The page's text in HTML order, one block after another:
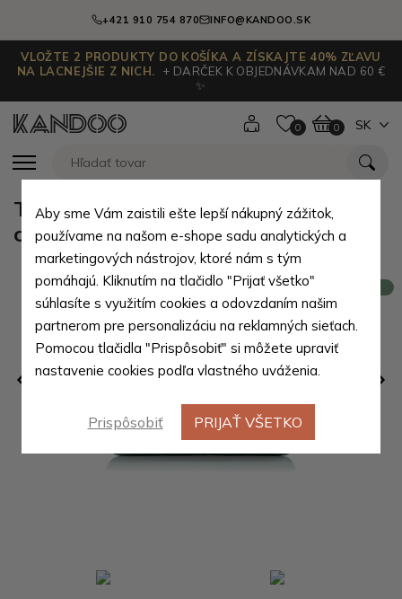
+421 910 754 870 INFO@KANDOO.SK
VLOŽTE 2 PRODUKTY DO KOŠÍKA A ZÍSKAJTE 40% ZĽAVU
NA LACNEJŠIE Z NICH.
+ DARČEK K OBJEDNÁVKAM NAD 60 €
✨
0 0 SK
Tyrkysová dámska kožená
crossbody kabelka Dilnoza
Aby sme Vám zaistili ešte lepší nákupný zážitok,
používame na našom e-shope sadu analytických a
marketingových nástrojov, ktoré nám s tým
pomáhajú. Kliknutím na tlačidlo "Prijať všetko"
súhlasíte s využitím cookies a odovzdaním našim
partnerom pre personalizáciu na reklamných sieťach.
Pomocou tlačidla "Prispôsobiť" si môžete upraviť
nastavenie cookies podľa vlastného uváženia.
Prispôsobiť PRIJAŤ VŠETKO